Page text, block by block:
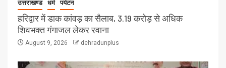
उत्तराखण्ड धर्म पर्यटन
हरिद्वार में डाक कांवड़ का सैलाब, 3.19 करोड़ से अधिक
शिवभक्त गंगाजल लेकर रवाना
August 9, 2026 dehradunplus